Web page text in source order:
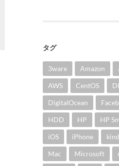
タグ
3ware Amazon
AWS CentOS
DigitalOcean
HDD HP HP
iOS iPhone
Mac Microsoft